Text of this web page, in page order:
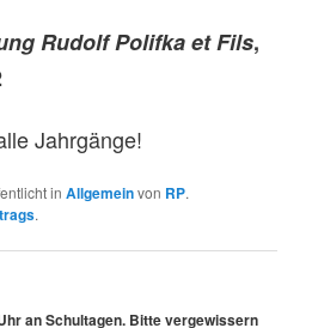
Rudolf Polifka et Fils,
Jahrgänge!
inAllgemeinvon RP.
.
an Schultagen. Bitte vergewissern